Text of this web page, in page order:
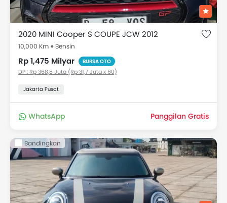
Daftar harga Mobil bekas MINI
Daftar Harga Mobil bekas MINI mulai dari Rp 265 Juta
untuk model Countryman, pilih dari 132 mobil bekas
di Indonesia
MINI Countryman
Bekas
Dimulai dari @ Rp 265
Juta
MINI Cooper S
Bekas
Dimulai dari @ Rp 268 Juta
MINI Cooper S
Countryman Bekas
Dimulai dari @
Rp 310 Juta
MINI 5 Door Bekas Dimulai dari @ Rp 335 Juta
2020 MINI Cooper S COUPE JCW 2012
10,000 Km Bensin
Rp 1,475 Milyar BURSA OTO
DP : Rp 368,8 Juta (Rp 31,7 Juta x 60)
Jakarta Pusat
WhatsApp Panggilan Gratis
Bandingkan